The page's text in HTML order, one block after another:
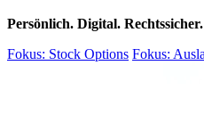
Persönlich. Digital. Rechtssicher.
Fokus: Stock Options Fokus: